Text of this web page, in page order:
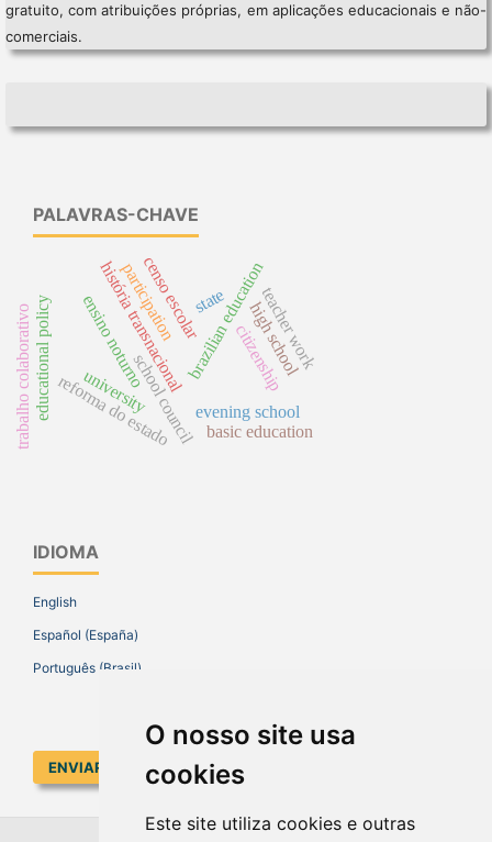
O nosso site usa
cookies
Este site utiliza cookies e outras
gratuito, com atribuições próprias, em aplicações educacionais e não-
comerciais.
PALAVRAS-CHAVE
história transnacionalbrazilian education
school council citizenship
participation
reforma do estado
university
educational policy ensino noturno high school
evening school
trabalho colaborativo basic education
censo escolar teacher work
state
IDIOMA
English
Español (España)
Português (Brasil)
ENVIAR SUBMISSÃO